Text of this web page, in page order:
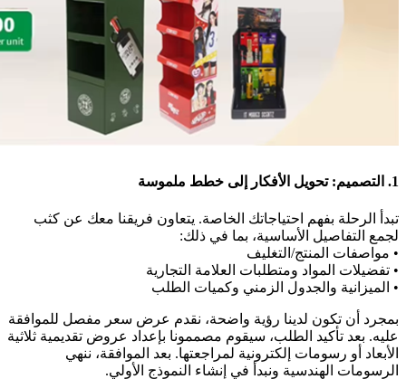
1. التصميم: تحويل الأفكار إلى خطط ملموسة
تبدأ الرحلة بفهم احتياجاتك الخاصة. يتعاون فريقنا معك عن كثب
لجمع التفاصيل الأساسية، بما في ذلك:
• مواصفات المنتج/التغليف
• تفضيلات المواد ومتطلبات العلامة التجارية
• الميزانية والجدول الزمني وكميات الطلب
بمجرد أن تكون لدينا رؤية واضحة، نقدم عرض سعر مفصل للموافقة
عليه. بعد تأكيد الطلب، سيقوم مصممونا بإعداد عروض تقديمية ثلاثية
الأبعاد أو رسومات إلكترونية لمراجعتها. بعد الموافقة، ننهي
الرسومات الهندسية ونبدأ في إنشاء النموذج الأولي.